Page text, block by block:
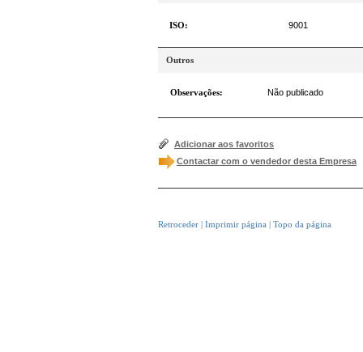
ISO: 9001
Outros
Observações: Não publicado
Adicionar aos favoritos
Contactar com o vendedor desta Empresa
Retroceder | Imprimir página | Topo da página